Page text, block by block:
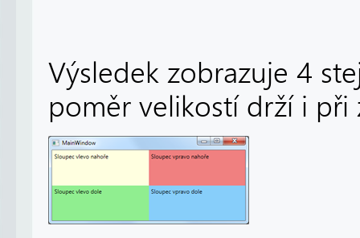
Výsledek zobrazuje 4
poměr velikostí drží i při